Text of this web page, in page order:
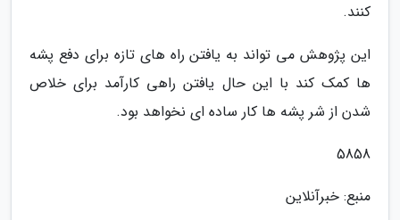
کنند.
این پژوهش می تواند به یافتن راه های تازه برای دفع پشه
ها کمک کند با این حال یافتن راهی کارآمد برای خلاص
شدن از شر پشه ها کار ساده ای نخواهد بود.
5858
منبع: خبرآنلاین